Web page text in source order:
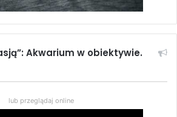
krótszego lub
okresu przesuszenia
zagrzebki,zagrzebce,
błękitny,
Akwarium w obiektywie.
lub przeglądaj online